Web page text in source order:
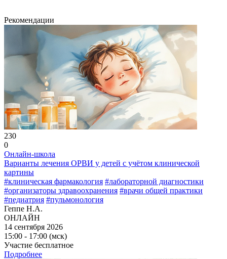
Рекомендации
230
0
Онлайн-школа
Варианты лечения ОРВИ у детей с учётом клинической
картины
#клиническая фармакология #лабораторной диагностики
#организаторы здравоохранения #врачи общей практики
#педиатрия #пульмонология
Геппе Н.А.
ОНЛАЙН
14 сентября 2026
15:00 - 17:00 (мск)
Участие бесплатное
Подробнее